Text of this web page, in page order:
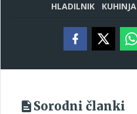
HLADILNIK KUHINJA
Sorodni članki